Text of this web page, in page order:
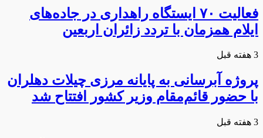
فعالیت ۷۰ ایستگاه راهداری در جاده‌های
ایلام همزمان با تردد زائران اربعین
3 هفته قبل
پروژه آبرسانی به پایانه مرزی چیلات دهلران
با حضور قائم‌مقام وزیر کشور افتتاح شد
3 هفته قبل